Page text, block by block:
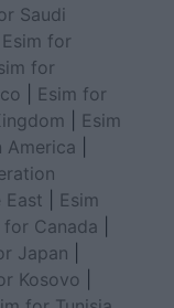
Saudi
Esim for
for
Esim for
Esim
America
East
Esim
for Canada
Japan
Kosovo